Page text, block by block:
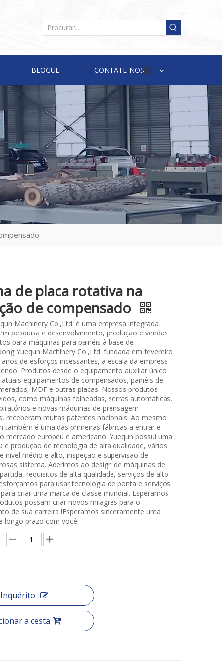
BLOGUE CONTATE-NOS
de placa rotativa na
de compensado
Machinery Co.,Ltd. é uma empresa integrada
pesquisa e desenvolvimento, produção e vendas
para máquinas para painéis à base de
Yuequn Machinery Co.,Ltd. fundada em fevereiro
de esforços incessantes, a escala da empresa
Produtos desde o equipamento auxiliar único
equipamentos de compensados, painéis de
MDF e outras placas. Nossos produtos
como máquinas folheadas, serras automáticas,
e novas máquinas de prensagem
receberam muitas patentes nacionais. Ao mesmo
também é uma das primeiras fábricas a entrar e
mercado europeu e americano. Yuequn possui uma
e produção de tecnologia de alta qualidade, vários
nível médio e alto, inspeção e supervisão de
sistema. Aderimos ao design de máquinas de
requisitos de alta qualidade, serviços de alto
para usar tecnologia de ponta e serviços
criar uma marca de classe mundial. Esperamos
possam criar novos milagres para o
de sua carreira !Esperamos sinceramente uma
longo prazo com você!
Inquérito
a cesta